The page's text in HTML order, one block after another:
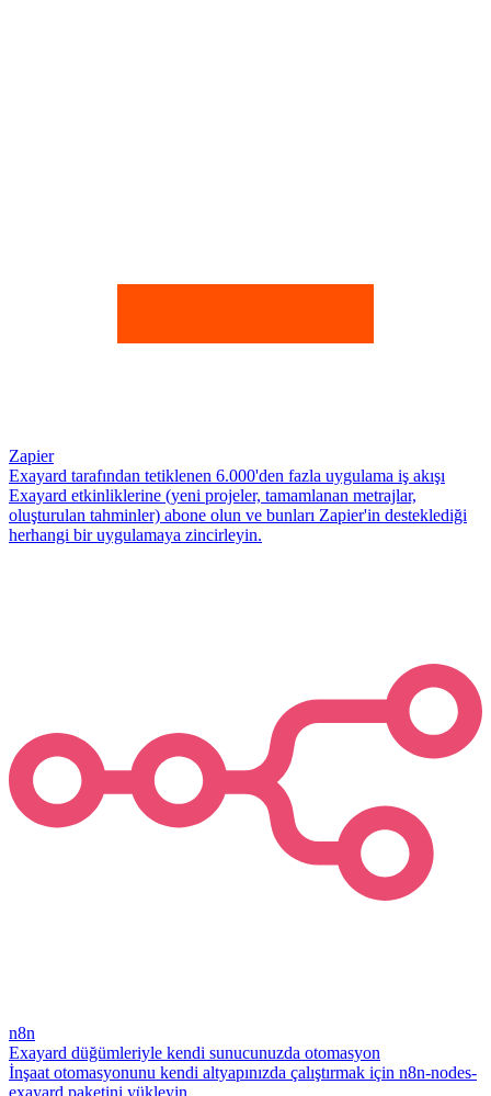
Zapier
Exayard tarafından tetiklenen 6.000'den fazla uygulama iş akışı
Exayard etkinliklerine (yeni projeler, tamamlanan metrajlar,
oluşturulan tahminler) abone olun ve bunları Zapier'in desteklediği
herhangi bir uygulamaya zincirleyin.
n8n
Exayard düğümleriyle kendi sunucunuzda otomasyon
İnşaat otomasyonunu kendi altyapınızda çalıştırmak için n8n-nodes-
exayard paketini yükleyin.